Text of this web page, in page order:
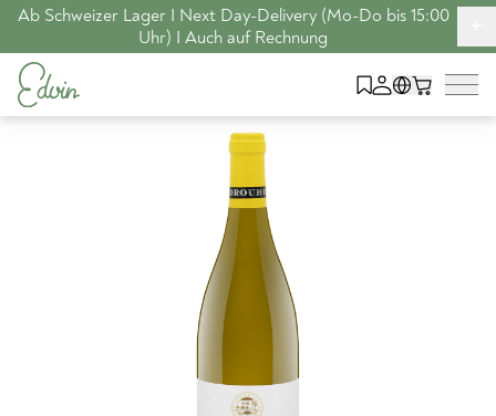
Ab Schweizer Lager I Next Day-Delivery (Mo-Do bis 15:00
Uhr) I Auch auf Rechnung